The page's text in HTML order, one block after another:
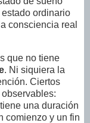
ordinario
consciencia real
que no tiene
. Ni siquiera la
Ciertos
una duración
comienzo y un fin